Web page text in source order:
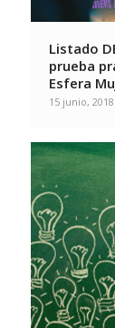
Listado
prueba
Esfera
15 junio, 2018